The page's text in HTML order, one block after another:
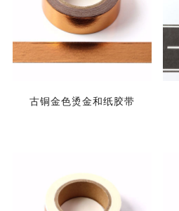
古铜金色烫金和纸胶带